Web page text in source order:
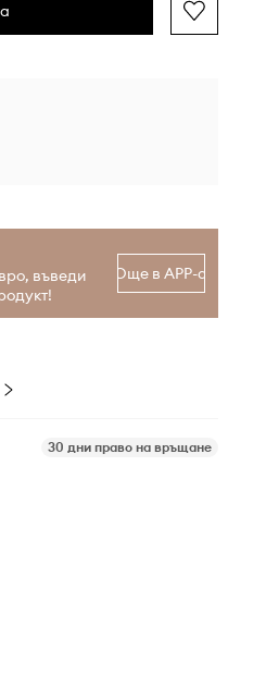
въведи
Още в APP-а
30 дни право на връщане